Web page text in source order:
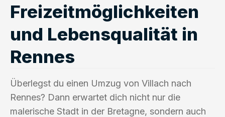
Freizeitmöglichkeiten
und Lebensqualität in
Rennes
Überlegst du einen Umzug von Villach nach
Rennes? Dann erwartet dich nicht nur die
malerische Stadt in der Bretagne, sondern auch